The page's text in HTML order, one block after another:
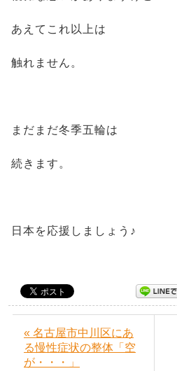
あえてこれ以上は
触れません。
まだまだ冬季五輪は
続きます。
日本を応援しましょう♪
« 名古屋市中川区にあ
る慢性症状の整体「空
が・・・」